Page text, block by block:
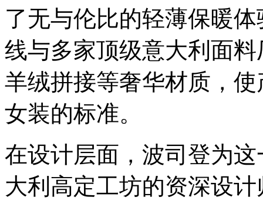
了无与伦比的轻薄保暖
线与多家顶级意大利面
羊绒拼接等奢华材质，
女装的标准。
在设计层面，波司登为
大利高定工坊的资深设